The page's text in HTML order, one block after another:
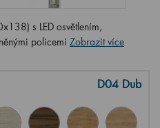
s LED osvětlením,
policemi Zobrazit více
D04 Dub